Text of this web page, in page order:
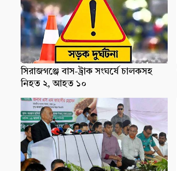
সিরাজগঞ্জে বাস-ট্রাক সংঘর্ষে চালকসহ
নিহত ২, আহত ১০